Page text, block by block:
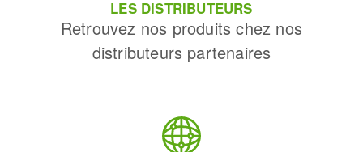
LES DISTRIBUTEURS
Retrouvez nos produits chez nos
distributeurs partenaires